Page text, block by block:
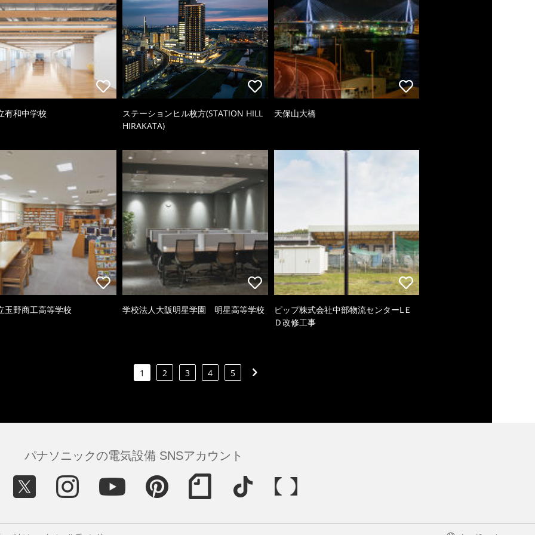
有和中学校
ステーションヒル枚方(STATION HILL
HIRAKATA)
天保山大橋
玉野商工高等学校 学校法人大阪明星学園 明星高等学校
ピップ株式会社中部物流センターLＥ
Ｄ改修工事
1 2 3 4 5
パナソニックの電気設備 SNSアカウント